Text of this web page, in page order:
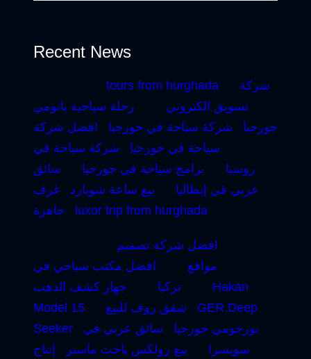
Recent News
tours from hurghada
شركة
تسويق الكتروني
رحلة سياحية باتومي
جورجيا
شركة سياحة في جورجيا
افضل شركة
سياحة في جورجيا
شركة سياحة في
روسيا
برامج سياحة في جورجيا
سائق
عربي في إيطاليا
بيع ساعة شوبارد
غرف
جاهزة
luxor trip from hurghada
افضل شركة تصميم
مواقع
افضل مكتب سياحي في
تركيا
جهاز كشف الذهب
Hakan
Model 15
شقق روف للبيع
GER Deep
Seeker
بورجومي جورجيا
سائق عربي في
سويسرا
بيع رولكس ياخت ماستر إنتاج